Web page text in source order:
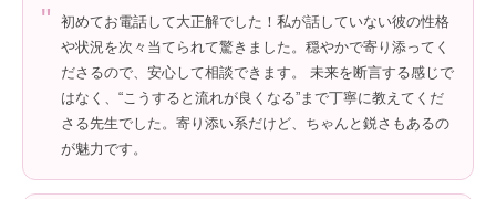
"
初めてお電話して大正解でした！私が話していない彼の性格
や状況を次々当てられて驚きました。穏やかで寄り添ってく
ださるので、安心して相談できます。 未来を断言する感じで
はなく、“こうすると流れが良くなる”まで丁寧に教えてくだ
さる先生でした。寄り添い系だけど、ちゃんと鋭さもあるの
が魅力です。